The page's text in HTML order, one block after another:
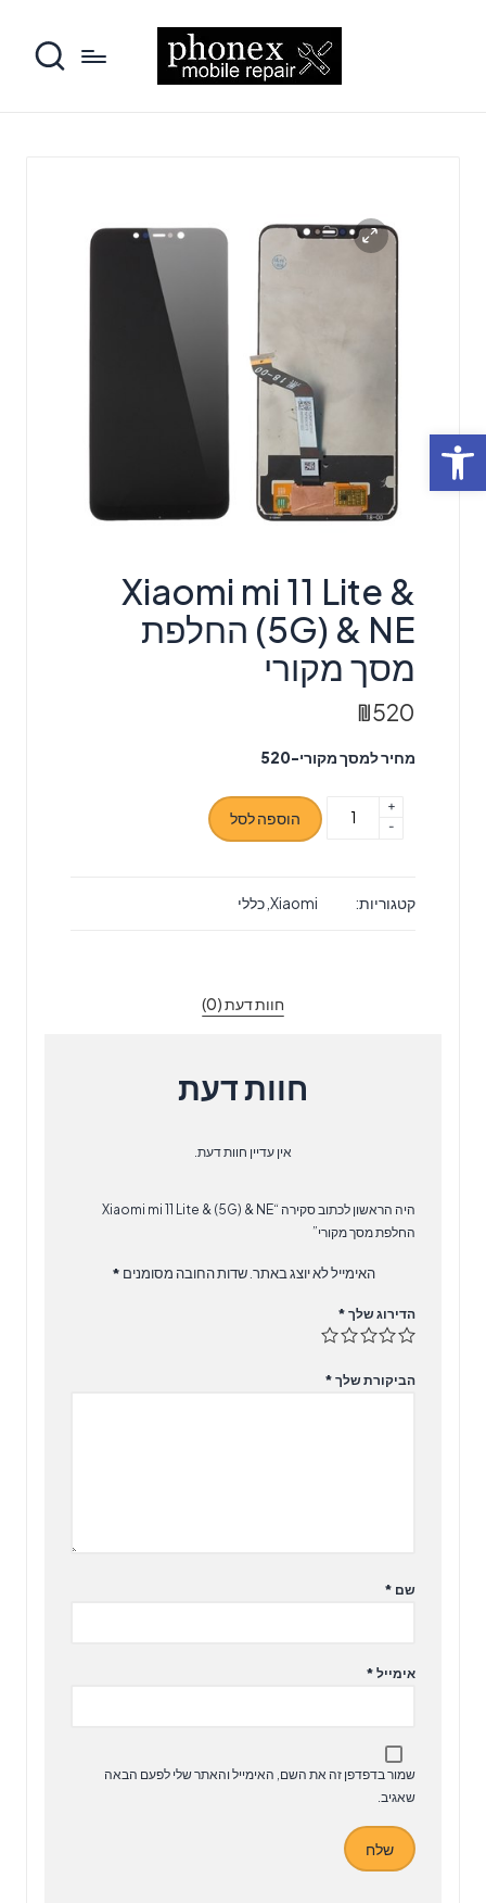
פתח סרגל נגישות
Xiaomi mi 11 Lite &
(5G) & NE החלפת
מסך מקורי
₪520
מחיר למסך מקורי-520
כמות
11
-
+
הוספה לסל
קטגוריות: Xiaomi כללי
חוות דעת (0)
חוות דעת
אין עדיין חוות דעת.
היה הראשון לכתוב סקירה “Xiaomi mi 11 Lite & (5G) & NE
החלפת מסך מקורי”
האימייל לא יוצג באתר. שדות החובה מסומנים *
הדירוג שלך *
הביקורת שלך *
שם *
אימייל *
שמור בדפדפן זה את השם, האימייל והאתר שלי לפעם הבאה
שאגיב.